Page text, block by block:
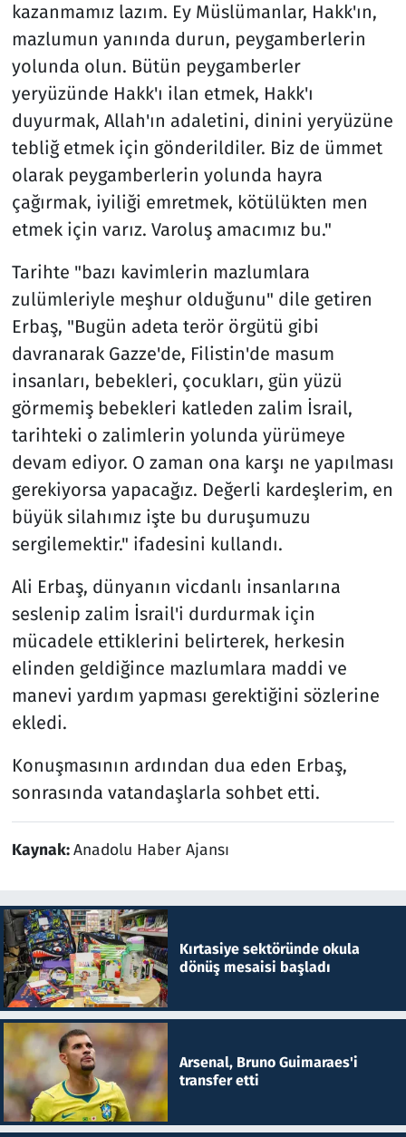
kazanmamız lazım. Ey Müslümanlar, Hakk'ın,
mazlumun yanında durun, peygamberlerin
yolunda olun. Bütün peygamberler
yeryüzünde Hakk'ı ilan etmek, Hakk'ı
duyurmak, Allah'ın adaletini, dinini yeryüzüne
tebliğ etmek için gönderildiler. Biz de ümmet
olarak peygamberlerin yolunda hayra
çağırmak, iyiliği emretmek, kötülükten men
etmek için varız. Varoluş amacımız bu."
Tarihte "bazı kavimlerin mazlumlara
zulümleriyle meşhur olduğunu" dile getiren
Erbaş, "Bugün adeta terör örgütü gibi
davranarak Gazze'de, Filistin'de masum
insanları, bebekleri, çocukları, gün yüzü
görmemiş bebekleri katleden zalim İsrail,
tarihteki o zalimlerin yolunda yürümeye
devam ediyor. O zaman ona karşı ne yapılması
gerekiyorsa yapacağız. Değerli kardeşlerim, en
büyük silahımız işte bu duruşumuzu
sergilemektir." ifadesini kullandı.
Ali Erbaş, dünyanın vicdanlı insanlarına
seslenip zalim İsrail'i durdurmak için
mücadele ettiklerini belirterek, herkesin
elinden geldiğince mazlumlara maddi ve
manevi yardım yapması gerektiğini sözlerine
ekledi.
Konuşmasının ardından dua eden Erbaş,
sonrasında vatandaşlarla sohbet etti.
Kaynak:Anadolu Haber Ajansı
Kırtasiye sektöründe okula
dönüş mesaisi başladı
Arsenal, Bruno Guimaraes'i
transfer etti